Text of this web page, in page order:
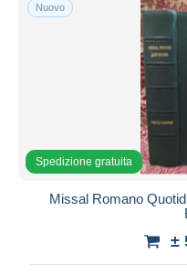
Nuovo
Spedizione gratuita
Missal Romano
±